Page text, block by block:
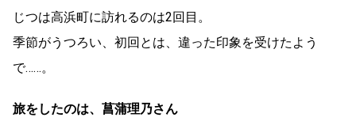
じつは高浜町に訪れるのは2回目。
季節がうつろい、初回とは、違った印象を受けたよう
で……。
旅をしたのは、 菖蒲理乃さん